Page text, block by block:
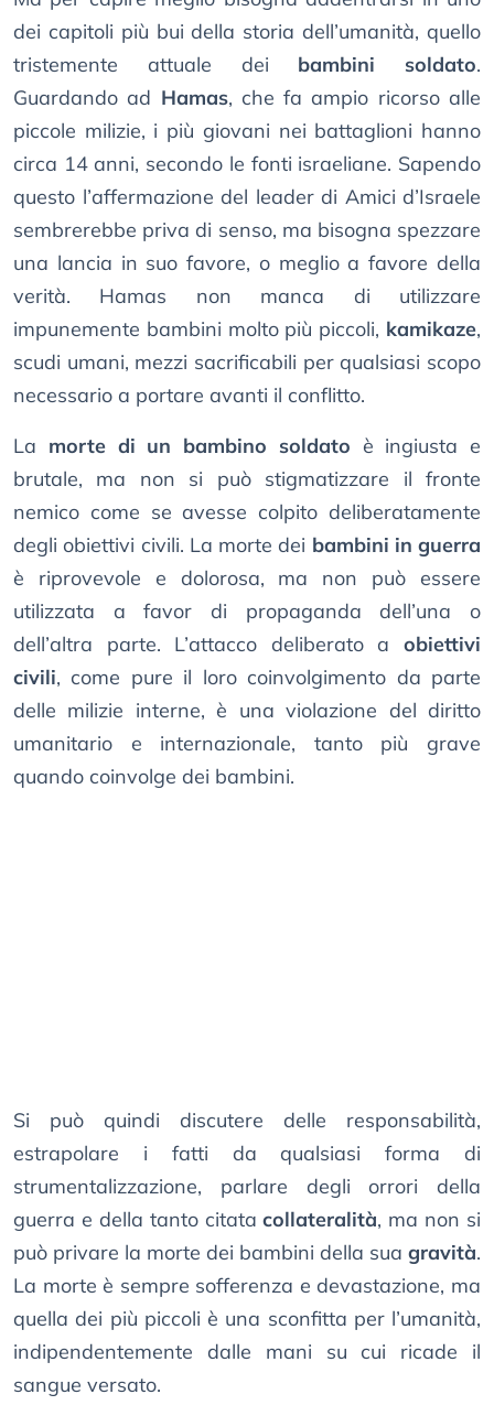
dei capitoli più bui della storia dell’umanità, quello
tristemente attuale dei bambini soldato.
Guardando ad Hamas, che fa ampio ricorso alle
piccole milizie, i più giovani nei battaglioni hanno
circa 14 anni, secondo le fonti israeliane. Sapendo
questo l’affermazione del leader di Amici d’Israele
sembrerebbe priva di senso, ma bisogna spezzare
una lancia in suo favore, o meglio a favore della
verità. Hamas non manca di utilizzare
impunemente bambini molto più piccoli, kamikaze,
scudi umani, mezzi sacrificabili per qualsiasi scopo
necessario a portare avanti il conflitto.
La morte di un bambino soldato è ingiusta e
brutale, ma non si può stigmatizzare il fronte
nemico come se avesse colpito deliberatamente
degli obiettivi civili. La morte dei bambini in guerra
è riprovevole e dolorosa, ma non può essere
utilizzata a favor di propaganda dell’una o
dell’altra parte. L’attacco deliberato a obiettivi
civili, come pure il loro coinvolgimento da parte
delle milizie interne, è una violazione del diritto
umanitario e internazionale, tanto più grave
quando coinvolge dei bambini.
Si può quindi discutere delle responsabilità,
estrapolare i fatti da qualsiasi forma di
strumentalizzazione, parlare degli orrori della
guerra e della tanto citatacollateralità, ma non si
può privare la morte dei bambini della sua gravità.
La morte è sempre sofferenza e devastazione, ma
quella dei più piccoli è una sconfitta per l’umanità,
indipendentemente dalle mani su cui ricade il
sangue versato.